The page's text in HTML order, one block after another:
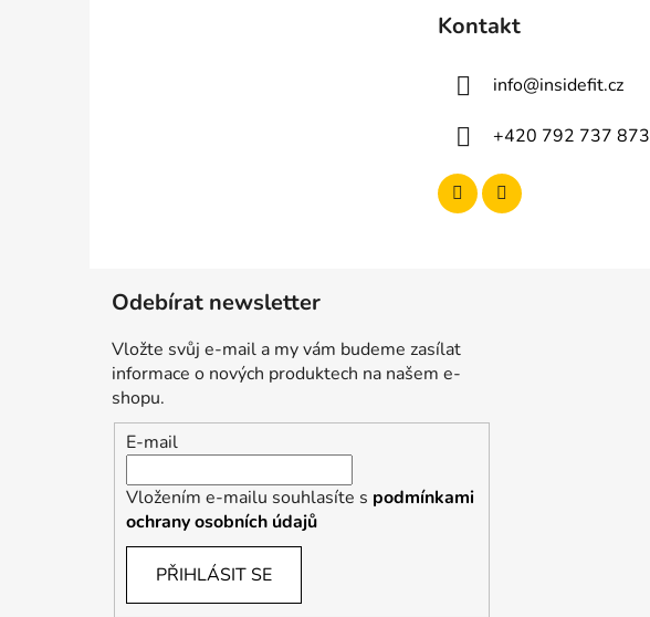
Kontakt
info@insidefit.cz
+420 792 737 873
Odebírat newsletter
Vložte svůj e-mail a my vám budeme zasílat
informace o nových produktech na našem e-
shopu.
E-mail
Vložením e-mailu souhlasíte s podmínkami
ochrany osobních údajů
PŘIHLÁSIT SE